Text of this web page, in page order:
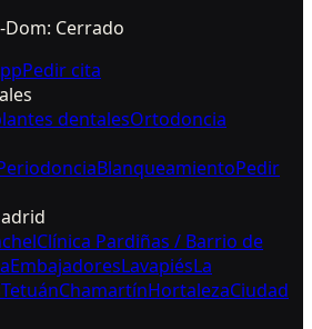
Dom: Cerrado
Pedir cita
dentalesOrtodoncia
BlanqueamientoPedir
Clínica Pardiñas / Barrio de
EmbajadoresLavapiésLa
TetuánChamartínHortalezaCiudad